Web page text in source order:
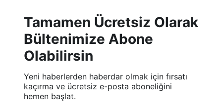
Tamamen Ücretsiz Olarak
Bültenimize Abone
Olabilirsin
Yeni haberlerden haberdar olmak için fırsatı
kaçırma ve ücretsiz e-posta aboneliğini
hemen başlat.